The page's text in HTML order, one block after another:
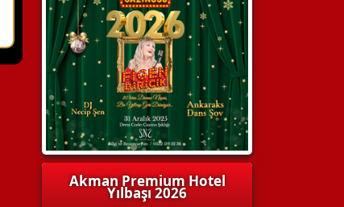
Akman Premium Hotel
Yılbaşı 2026